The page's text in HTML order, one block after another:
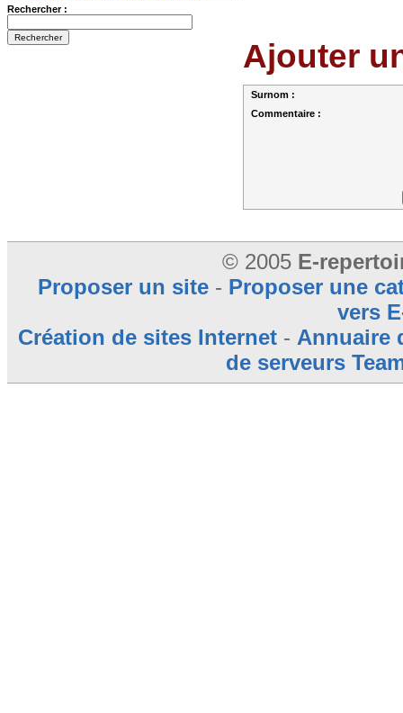
Rechercher :
Ajouter
Surnom :
Commentaire :
© 2005 E-
Proposer un site - Proposer une
vers
Création de sites Internet - Annuaire
de serveurs